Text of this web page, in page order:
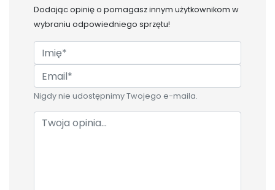
Dodając opinię o pomagasz innym użytkownikom w
wybraniu odpowiedniego sprzętu!
Nigdy nie udostępnimy Twojego e-maila.